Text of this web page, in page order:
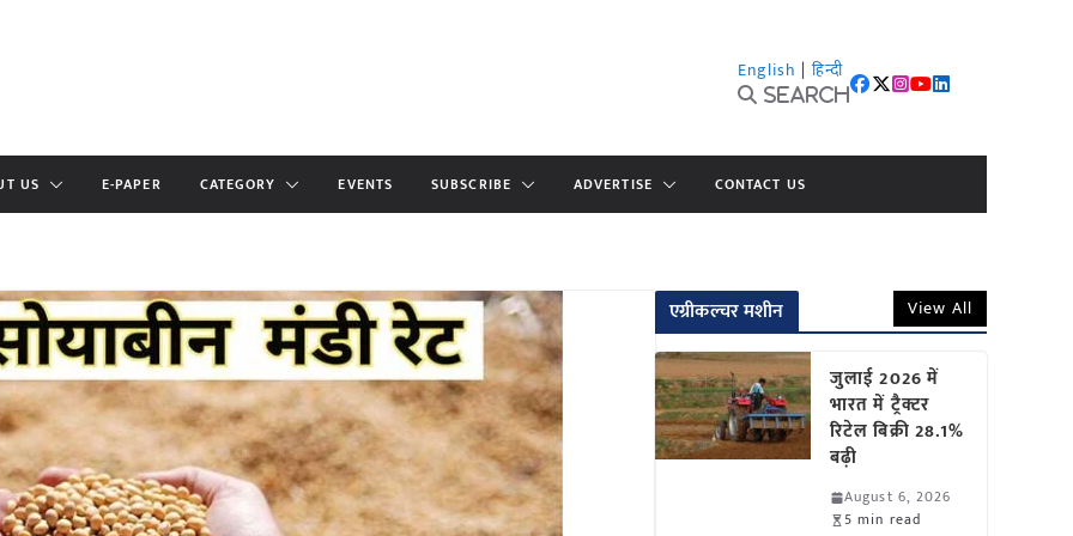
English | हिन्दी
Search
US E-PAPER CATEGORY EVENTS SUBSCRIBE ADVERTISE CONTACT US
एग्रीकल्चर मशीन View All
जुलाई 2026 में
भारत में ट्रैक्टर
रिटेल बिक्री 28.1%
बढ़ी
August 6, 2026
5 min read